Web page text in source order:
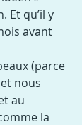
Et qu’il y
avant
(parce
nous
au
la